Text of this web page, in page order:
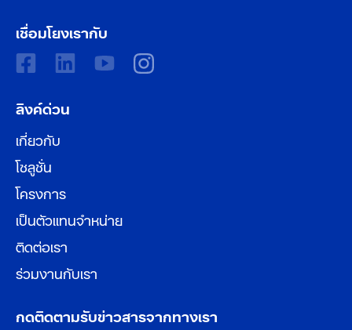
เชื่อมโยงเรากับ
ลิงค์ด่วน
เกี่ยวกับ
โซลูชั่น
โครงการ
เป็นตัวแทนจำหน่าย
ติดต่อเรา
ร่วมงานกับเรา
กดติดตามรับข่าวสารจากทางเรา